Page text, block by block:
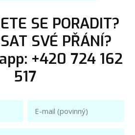
SE PORADIT?
SVÉ PŘÁNÍ?
+420 724 162
517